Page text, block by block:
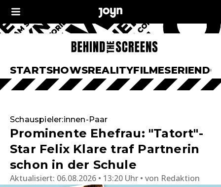
STARTSHOWSREALITYFILMESERIEN
Schauspieler:innen-Paar
Prominente Ehefrau: "Tatort"-
Star Felix Klare traf Partnerin
schon in der Schule
Aktualisiert: 06.08.2026 • 13:20 Uhr von Redaktion